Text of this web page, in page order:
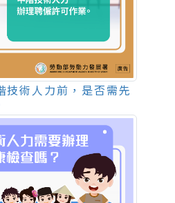
技術人力前，是否需先